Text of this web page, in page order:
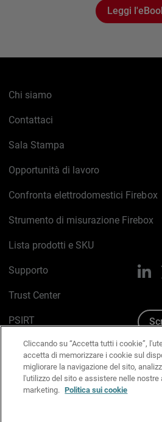
Leggi
Chi siamo
Contattaci
Sala Stampa
Opportunità di lavoro
Confronta elettrodomestici Firebox
Strumento di misurazione Firebox
Lista prodotti e SKU
Supporto
Trust Center
PSIRT
Politica sui cookie
Informativa sulla privacy
Kit Media & Brand
Cliccando su “Accetta tutti i cookie”,
accetta di memorizzare i cookie sul
migliorare la navigazione del sito,
l'utilizzo del sito e assistere nelle nostre
marketing. Politica sui cookie